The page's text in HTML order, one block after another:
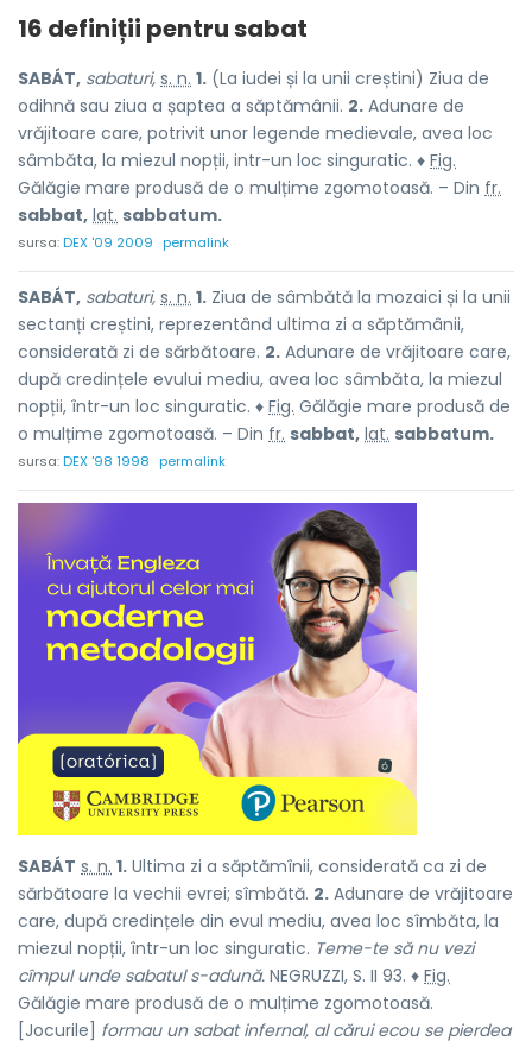
16 definiții pentrusabat
SABÁT, sabaturi, s. n. 1. (La iudei și la unii creștini) Ziua de
odihnă sau ziua a șaptea a săptămânii. 2. Adunare de
vrăjitoare care, potrivit unor legende medievale, avea loc
sâmbăta, la miezul nopții, intr-un loc singuratic. ♦ Fig.
Gălăgie mare produsă de o mulțime zgomotoasă. – Din fr.
sabbat, lat. sabbatum.
sursa:DEX '09 2009 permalink
SABÁT, sabaturi, s. n. 1. Ziua de sâmbătă la mozaici și la unii
sectanți creștini, reprezentând ultima zi a săptămânii,
considerată zi de sărbătoare. 2. Adunare de vrăjitoare care,
după credințele evului mediu, avea loc sâmbăta, la miezul
nopții, într-un loc singuratic. ♦ Fig. Gălăgie mare produsă de
o mulțime zgomotoasă. – Din fr. sabbat, lat. sabbatum.
sursa:DEX '98 1998 permalink
SABÁT s. n. 1. Ultima zi a săptămînii, considerată ca zi de
sărbătoare la vechii evrei; sîmbătă. 2. Adunare de vrăjitoare
care, după credințele din evul mediu, avea loc sîmbăta, la
miezul nopții, într-un loc singuratic. Teme-te să nu vezi
cîmpul unde sabatul s-adună. NEGRUZZI, S. II 93. ♦ Fig.
Gălăgie mare produsă de o mulțime zgomotoasă.
[Jocurile] formau un sabat infernal, al cărui ecou se pierdea